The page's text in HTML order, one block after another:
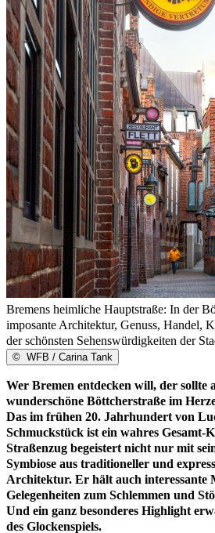
Bremens heimliche Hauptstraße: In der
imposante Architektur, Genuss, Handel,
der schönsten Sehenswürdigkeiten der
© WFB / Carina Tank
Wer Bremen entdecken will, der sollte
wunderschöne Böttcherstraße im
Das im frühen 20. Jahrhundert von
Schmuckstück ist ein wahres Gesamt-
Straßenzug begeistert nicht nur mit
Symbiose aus traditioneller und
Architektur. Er hält auch interessante
Gelegenheiten zum Schlemmen und
Und ein ganz besonderes Highlight
des Glockenspiels.